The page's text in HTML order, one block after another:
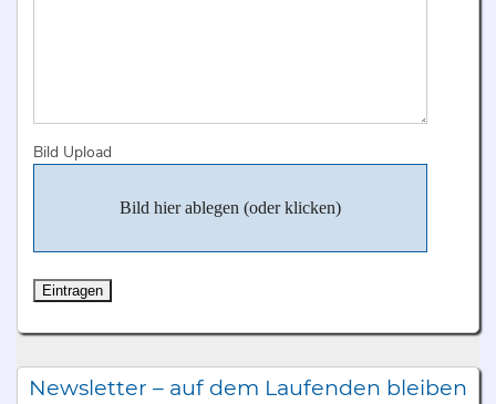
Bild Upload
Bild hier ablegen (oder klicken)
Newsletter – auf dem Laufenden bleiben